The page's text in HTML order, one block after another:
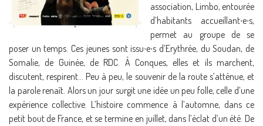
association, Limbo, entourée
d’habitants accueillant∙e∙s,
permet au groupe de se
poser un temps. Ces jeunes sont issu∙e∙s d’Erythrée, du Soudan, de
Somalie, de Guinée, de RDC. À Conques, elles et ils marchent,
discutent, respirent… Peu à peu, le souvenir de la route s’atténue, et
la parole renaît. Alors un jour surgit une idée un peu folle, celle d’une
expérience collective. L’histoire commence à l’automne, dans ce
petit bout de France, et se termine en juillet, dans l’éclat d’un été. De